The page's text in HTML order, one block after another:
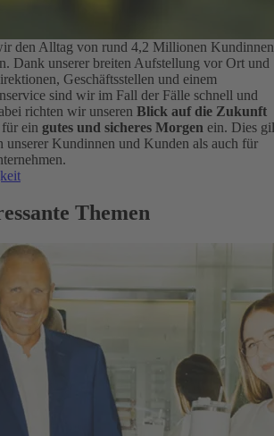
den Alltag von rund 4,2 Millionen Kundinnen
Dank unserer breiten Aufstellung vor Ort und
Geschäftsstellen und einem
sind wir im Fall der Fälle schnell und
richten wir unseren Blick auf die Zukunft
für ein gutes und sicheres Morgen ein. Dies
unserer Kundinnen und Kunden als auch für
Themen